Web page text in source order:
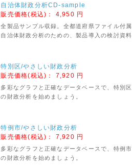
自治体財政分析CD-sample
販売価格(税込)： 4,950 円
全製品サンプル収録。全都道府県ファイル付属
自治体財政分析のための、製品導入の検討資料
特別区/やさしい財政分析
販売価格(税込)： 7,920 円
多彩なグラフと正確なデータベースで、特別区
の財政分析を始めましょう。
特例市/やさしい財政分析
販売価格(税込)： 7,920 円
多彩なグラフと正確なデータベースで、特例市
の財政分析を始めましょう。